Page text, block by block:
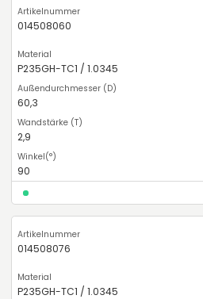
014508060
P235GH-TC1 / 1.0345
60,3
2,9
90
014508076
P235GH-TC1 / 1.0345